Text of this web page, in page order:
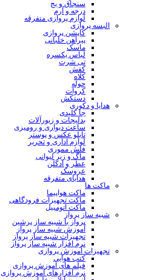
سنجاق و بج
درجه و آرم
لوازم پروازی متفرقه
البسه پروازی
کاپشن پروازی
پیراهن خلبانی
ماسک
لباس یکسره
تی شرت
کفش
کلاه
حوله
کروات
دستکش
هدایا و دکوری
جا کلیدی
بدلیجات و زیورآلات
ساعت دیواری و رومیزی
تابلو عکس و پوستر
لوازم اداری و تحریر
فلش مموری
ماگ و زیر لیوانی
عطر و ادکلن
عروسک
هدایای متفرقه
ماکت ها
ماکت هواپیما
ماکت تجهیزات فرودگاهی
ماکت اتومبیل
شبیه ساز پرواز
پرواز با شبیه ساز پرشین
آموزش شبیه ساز پرواز
تجهیزات شبیه ساز پرواز
نرم افزار شبیه ساز پرواز
تجهیزات آموزش پروازی
کتب هوایی
فیلم های آموزش پروازی
نرم افزارهای آموزش پروازی